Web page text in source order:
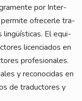
por Inter­
per­mi­te ofre­cer­le tra­
lin­güí­sti­cas. El equi­
licen­cia­dos en
pro­fe­sio­na­les.
y reco­no­ci­das en
de tra­duc­to­res y